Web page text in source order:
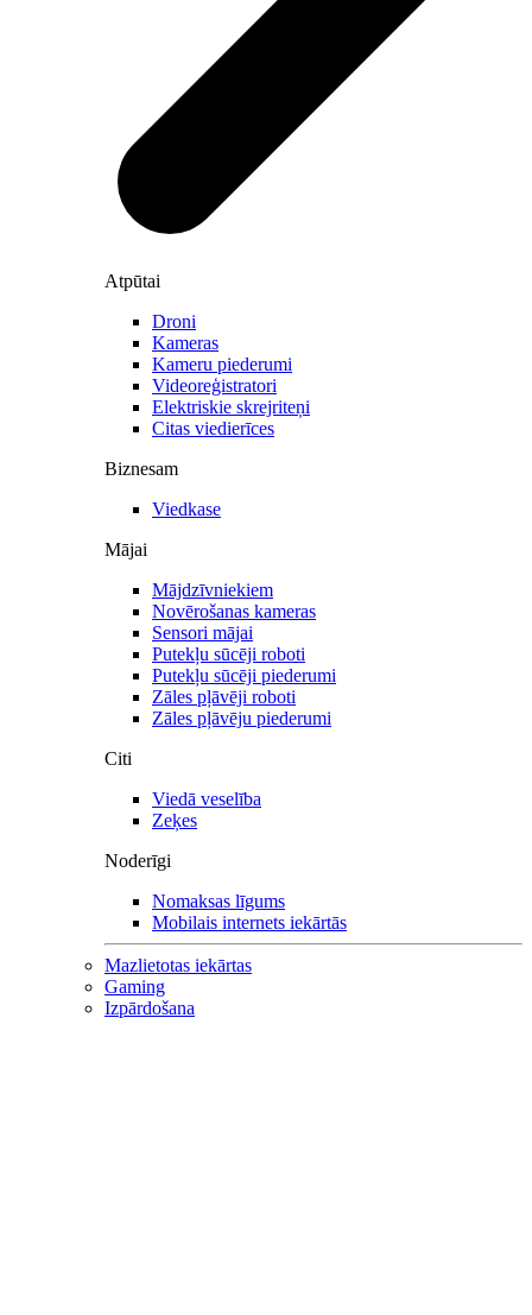
Atpūtai
Droni
Kameras
Kameru piederumi
Videoreģistratori
Elektriskie skrejriteņi
Citas viedierīces
Biznesam
Viedkase
Mājai
Mājdzīvniekiem
Novērošanas kameras
Sensori mājai
Putekļu sūcēji roboti
Putekļu sūcēji piederumi
Zāles pļāvēji roboti
Zāles pļāvēju piederumi
Citi
Viedā veselība
Zeķes
Noderīgi
Nomaksas līgums
Mobilais internets iekārtās
Mazlietotas iekārtas
Gaming
Izpārdošana